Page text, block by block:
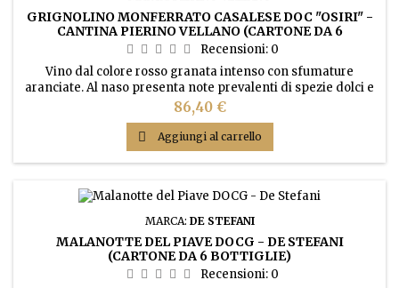
GRIGNOLINO MONFERRATO CASALESE DOC "OSIRI" -
CANTINA PIERINO VELLANO (CARTONE DA 6
BOTTIGLIE)
Recensioni: 0
Vino dal colore rosso granata intenso con sfumature
aranciate. Al naso presenta note prevalenti di spezie dolci e
mandorla con un’eco di amaretto morbido. Gusto rotondo,
con sentori dei tannini del legno e con bassa acidità,
vellutato ed elegante.
Prezzo
86,40 €
 Aggiungi al carrello
MARCA: DE STEFANI
MALANOTTE DEL PIAVE DOCG - DE STEFANI
(CARTONE DA 6 BOTTIGLIE)
Recensioni: 0